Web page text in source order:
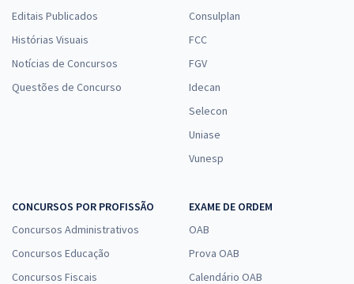
Editais Publicados
Histórias Visuais
Notícias de Concursos
Questões de Concurso
Consulplan
FCC
FGV
Idecan
Selecon
Uniase
Vunesp
CONCURSOS POR PROFISSÃO
Concursos Administrativos
Concursos Educação
Concursos Fiscais
EXAME DE ORDEM
OAB
Prova OAB
Calendário OAB